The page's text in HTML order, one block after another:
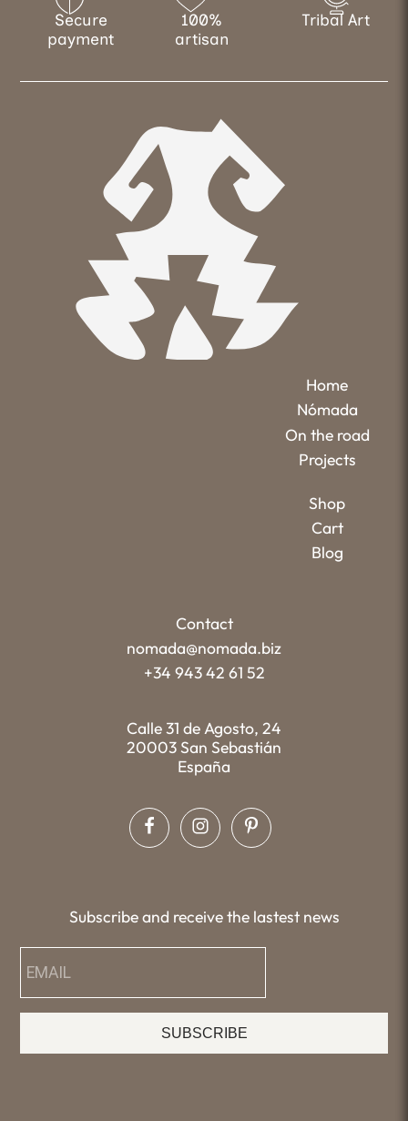
Secure
payment
100%
artisan
Tribal Art
Home
Nómada
On the road
Projects
Shop
Cart
Blog
Contact
nomada@nomada.biz
+34 943 42 61 52
Calle 31 de Agosto, 24
20003 San Sebastián
España
Subscribe and receive the lastest news
SUBSCRIBE